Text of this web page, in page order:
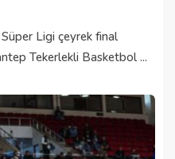
Ligi çeyrek final
Tekerlekli Basketbol ...